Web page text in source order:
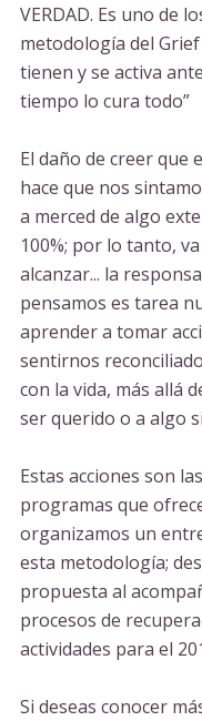
VERDAD. Es uno de
metodología del
tienen y se activa
tiempo lo cura todo”
El daño de creer que
hace que nos
a merced de algo
100%; por lo tanto,
alcanzar... la
pensamos es tarea
aprender a tomar
sentirnos
con la vida, más allá
ser querido o a algo
Estas acciones son
programas que
organizamos un
esta metodología;
propuesta al
procesos de
actividades para el
Si deseas conocer